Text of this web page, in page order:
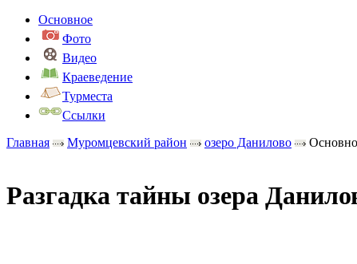
Основное
Фото
Видео
Краеведение
Турместа
Ссылки
Главная
Муромцевский район озеро Данилово
Разгадка тайны озера